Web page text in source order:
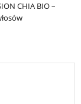
CHIA BIO –